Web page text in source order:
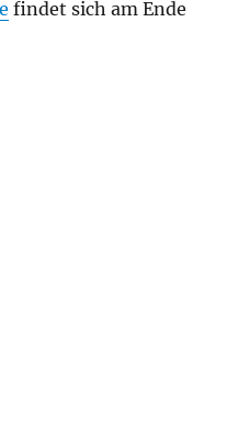
findet sich am Ende